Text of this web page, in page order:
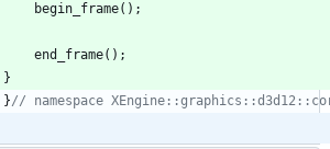
begin_frame( ) ;
end_frame( ) ;
}
}